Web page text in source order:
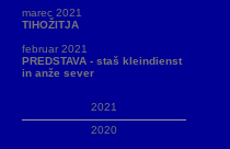
marec 2021
TIHOŽITJA
februar 2021
PREDSTAVA - staš kleindienst
in anže sever
2021
2020